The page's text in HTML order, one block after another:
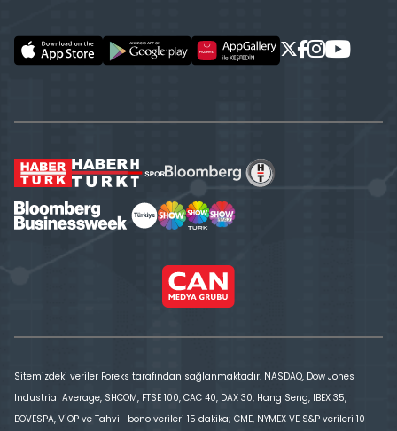
Sitemizdeki veriler Foreks tarafından sağlanmaktadır. NASDAQ, Dow Jones
Industrial Average, SHCOM, FTSE 100, CAC 40, DAX 30, Hang Seng, IBEX 35,
BOVESPA, VİOP ve Tahvil-bono verileri 15 dakika; CME, NYMEX VE S&P verileri 10